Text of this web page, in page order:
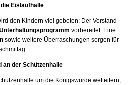
Eislaufhalle
den Kindern viel geboten: Der Vorstand
Unterhaltungsprogramm vorbereitet. Eine
sowie weitere Überraschungen sorgen für
an der Schützenhalle
um die Königswürde wetteifern,